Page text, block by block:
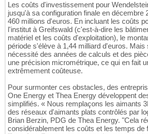
Les coûts d'investissement pour
jusqu'à sa configuration finale en décembre
460 millions d'euros. En incluant les coûts
l'institut à Greifswald (c'est-à-dire les
matériel et les coûts d'exploitation), le
période s'élève à 1,44 milliard d'euros.
nécessité des années de calculs et des
une précision micrométrique, ce qui en fait
extrêmement coûteuse.
Pour surmonter ces obstacles, des
One Energy et Thea Energy développent
simplifiés. « Nous remplaçons les aimants
des réseaux d'aimants plats contrôlés par
Brian Berzin, PDG de Thea Energy. "Cela
considérablement les coûts et les temps de